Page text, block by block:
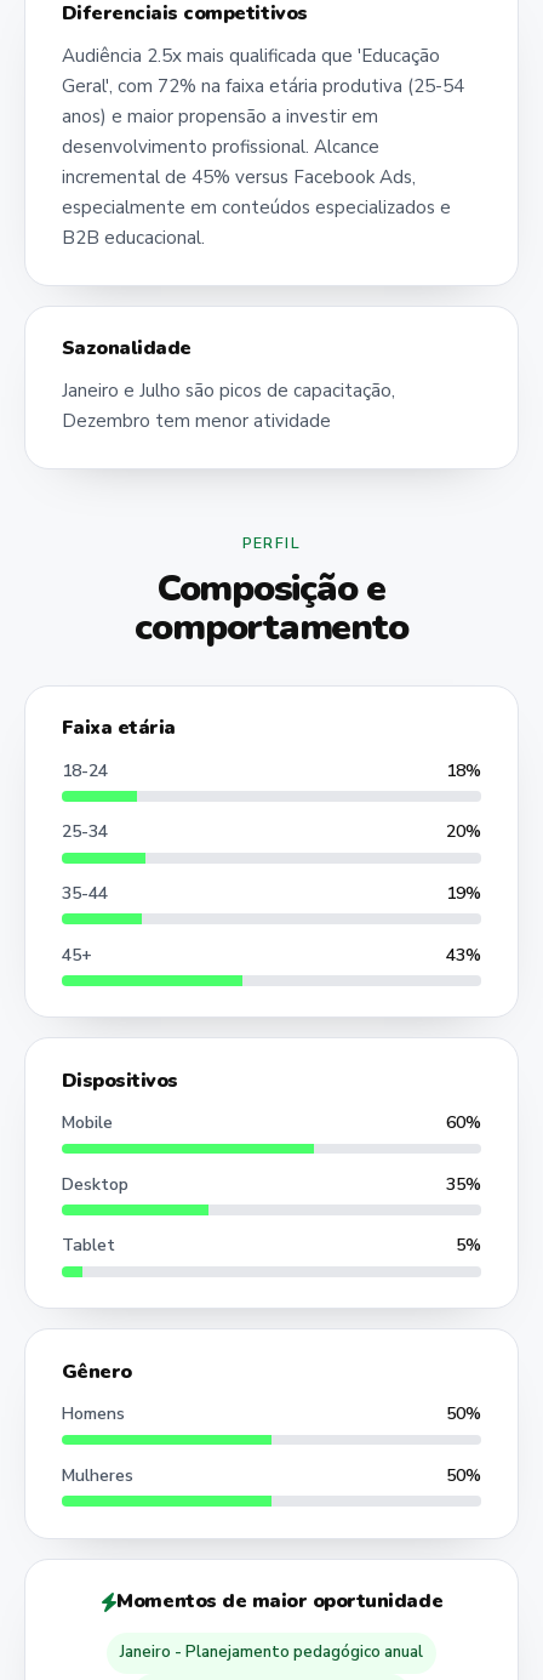
Diferenciais competitivos
Audiência 2.5x mais qualificada que 'Educação
Geral', com 72% na faixa etária produtiva (25-54
anos) e maior propensão a investir em
desenvolvimento profissional. Alcance
incremental de 45% versus Facebook Ads,
especialmente em conteúdos especializados e
B2B educacional.
Sazonalidade
Janeiro e Julho são picos de capacitação,
Dezembro tem menor atividade
PERFIL
Composição e
comportamento
Faixa etária
18-24 18%
25-34 20%
35-44 19%
45+ 43%
Dispositivos
Mobile 60%
Desktop 35%
Tablet 5%
Gênero
Homens 50%
Mulheres 50%
Momentos de maior oportunidade
Janeiro - Planejamento pedagógico anual